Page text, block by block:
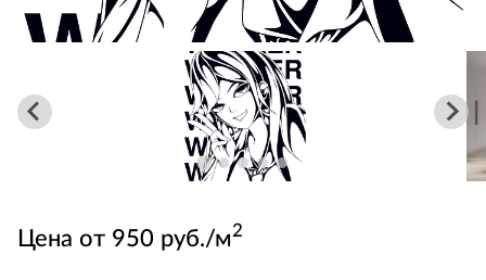
Цена от 950 руб./м2